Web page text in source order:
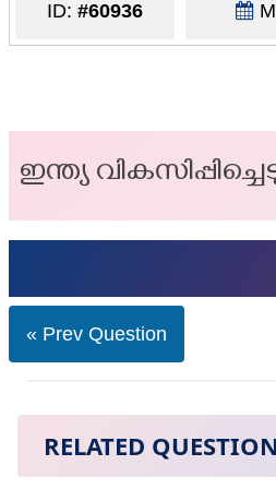
ID: #60936
ഇന്ത്യ
« Prev Question
RELATED